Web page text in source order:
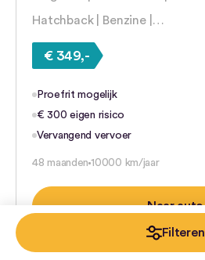
Filteren
Hatchback | Benzine |…
€ 349,-
Proefrit mogelijk
€ 300 eigen risico
Vervangend vervoer
48 maanden 10000 km/jaar
Naar auto